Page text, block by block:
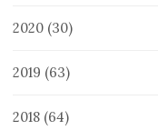
2020 (30)
2019 (63)
2018 (64)